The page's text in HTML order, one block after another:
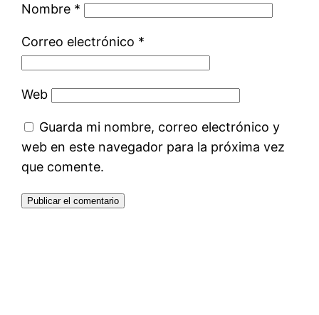
Nombre *
Correo electrónico *
Web
Guarda mi nombre, correo electrónico y
web en este navegador para la próxima vez
que comente.